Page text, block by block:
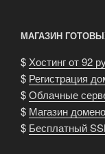
МАГАЗИН
$ Хостинг от 92
$ Регистрация
$Облачные
$ Магазин
$ Бесплатный